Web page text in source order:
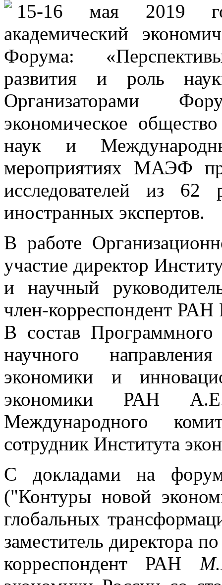
15-16 мая 2019
академический
Форума:
развития и роль
Организаторами
экономическое
наук и
мероприятиях МАЭФ
исследователей из 62
иностранных экспертов.
В работе
участие директор
и научный
член-корреспондент РАН
В состав Программного
научного
экономики и
экономики РАН
Международного
сотрудник Института
С докладами на
("Контуры новой
глобальных
заместитель директора
корреспондент РАН